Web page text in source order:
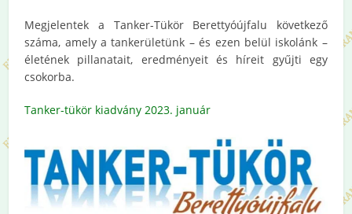
Megjelentek a Tanker-Tükör Berettyóújfalu következő
száma, amely a tankerületünk – és ezen belül iskolánk –
életének pillanatait, eredményeit és híreit gyűjti egy
csokorba.
Tanker-tükör kiadvány 2023. január